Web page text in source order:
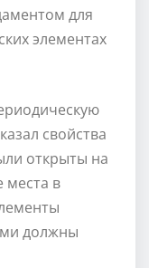
для
элементах
свойства
открыты на
места в
должны